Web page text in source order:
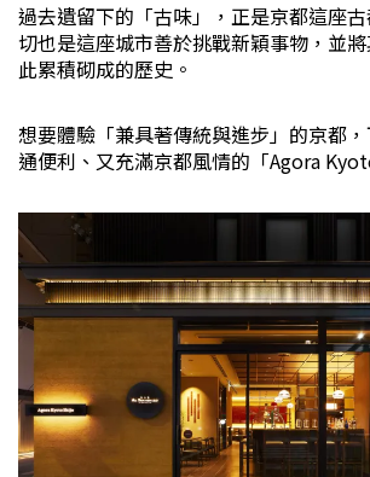
過去遺留下的「古味」，正是京都這座
切也是這座城市善於挑戰新穎事物，並
此累積砌成的歷史。
想要體驗「兼具著傳統與進步」的京都
通便利、又充滿京都風情的「Agora